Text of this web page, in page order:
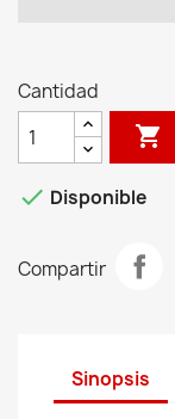
Cantidad

 Disponible
Compartir
Sinopsis